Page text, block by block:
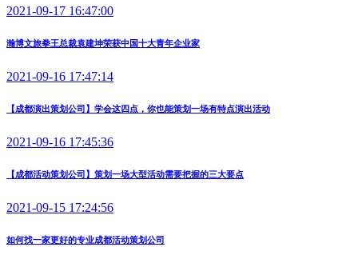
2021-09-17 16:47:00
瀚博文旅拳王总裁袁建坤荣获中国十大青年企业家
2021-09-16 17:47:14
【成都演出策划公司】学会这四点，你也能策划一场有特点演出活动
2021-09-16 17:45:36
【成都活动策划公司】策划一场大型活动需要把握的三大要点
2021-09-15 17:24:56
如何找一家更好的专业成都活动策划公司